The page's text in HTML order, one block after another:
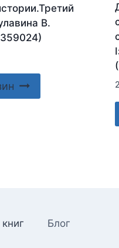
В.
Блог